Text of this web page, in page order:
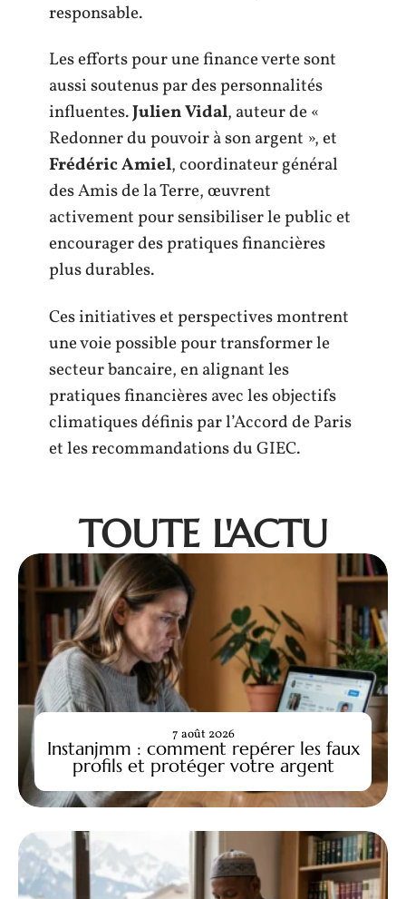
responsable.
Les efforts pour une finance verte sont
aussi soutenus par des personnalités
influentes.Julien Vidal, auteur de «
Redonner du pouvoir à son argent », et
Frédéric Amiel, coordinateur général
des Amis de la Terre, œuvrent
activement pour sensibiliser le public et
encourager des pratiques financières
plus durables.
Ces initiatives et perspectives montrent
une voie possible pour transformer le
secteur bancaire, en alignant les
pratiques financières avec les objectifs
climatiques définis par l’Accord de Paris
et les recommandations du GIEC.
TOUTE L'ACTU
Instanjmm : comment repérer les faux
profils et protéger votre argent
7 août 2026